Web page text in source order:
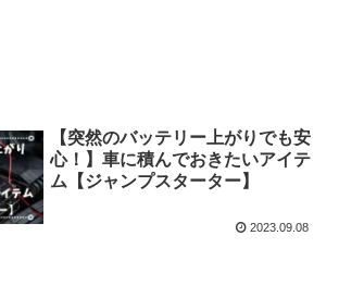
【突然のバッテリー上がりでも安
心！】車に積んでおきたいアイテ
ム【ジャンプスターター】
2023.09.08